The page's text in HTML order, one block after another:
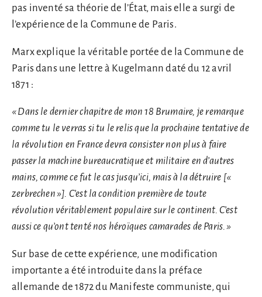
pas inventé sa théorie de l’État, mais elle a surgi de
l’expérience de la Commune de Paris.
Marx explique la véritable portée de la Commune de
Paris dans une lettre à Kugelmann daté du 12 avril
1871 :
« Dans le dernier chapitre de mon 18 Brumaire, je remarque
comme tu le verras si tu le relis que la prochaine tentative de
la révolution en France devra consister non plus à faire
passer la machine bureaucratique et militaire en d’autres
mains, comme ce fut le cas jusqu’ici, mais à la détruire [«
zerbrechen »]. C’est la condition première de toute
révolution véritablement populaire sur le continent. C’est
aussi ce qu’ont tenté nos héroïques camarades de Paris. »
Sur base de cette expérience, une modification
importante a été introduite dans la préface
allemande de 1872 du Manifeste communiste, qui